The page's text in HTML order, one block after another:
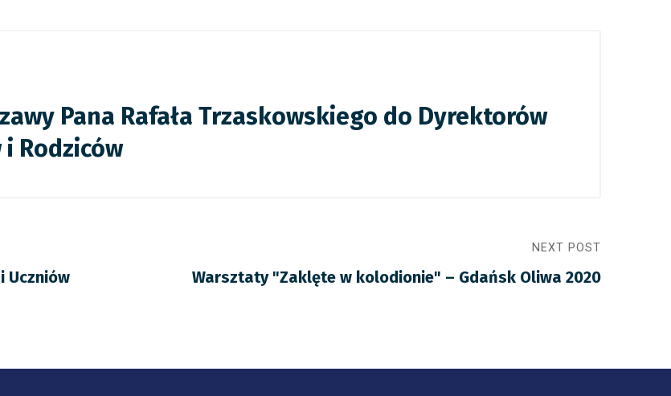
Pana Rafała Trzaskowskiego do Dyrektorów
i Rodziców
Uczniów
NEXT POST
Warsztaty "Zaklęte w kolodionie" – Gdańsk Oliwa 2020